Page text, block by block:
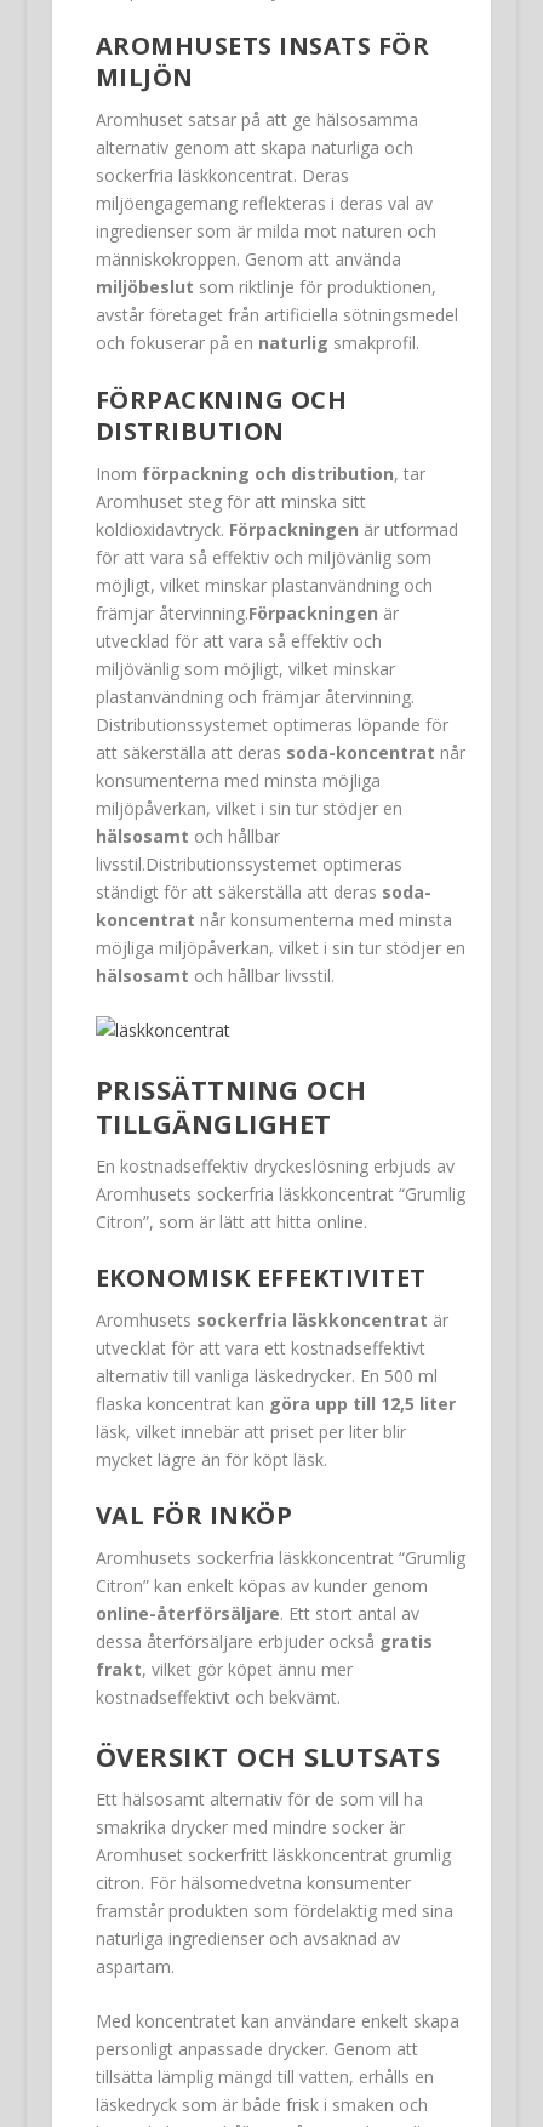
AROMHUSETS INSATS FÖR
MILJÖN
Aromhuset satsar på att ge hälsosamma
alternativ genom att skapa naturliga och
sockerfria läskkoncentrat. Deras
miljöengagemang reflekteras i deras val av
ingredienser som är milda mot naturen och
människokroppen. Genom att använda
miljöbeslut som riktlinje för produktionen,
avstår företaget från artificiella sötningsmedel
och fokuserar på en naturlig smakprofil.
FÖRPACKNING OCH
DISTRIBUTION
Inom förpackning och distribution, tar
Aromhuset steg för att minska sitt
koldioxidavtryck. Förpackningen är utformad
för att vara så effektiv och miljövänlig som
möjligt, vilket minskar plastanvändning och
främjar återvinning.Förpackningen är
utvecklad för att vara så effektiv och
miljövänlig som möjligt, vilket minskar
plastanvändning och främjar återvinning.
Distributionssystemet optimeras löpande för
att säkerställa att deras soda-koncentrat når
konsumenterna med minsta möjliga
miljöpåverkan, vilket i sin tur stödjer en
hälsosamt och hållbar
livsstil.Distributionssystemet optimeras
ständigt för att säkerställa att deras soda-
koncentrat når konsumenterna med minsta
möjliga miljöpåverkan, vilket i sin tur stödjer en
hälsosamt och hållbar livsstil.
PRISSÄTTNING OCH
TILLGÄNGLIGHET
En kostnadseffektiv dryckeslösning erbjuds av
Aromhusets sockerfria läskkoncentrat “Grumlig
Citron”, som är lätt att hitta online.
EKONOMISK EFFEKTIVITET
Aromhusets sockerfria läskkoncentrat är
utvecklat för att vara ett kostnadseffektivt
alternativ till vanliga läskedrycker. En 500 ml
flaska koncentrat kan göra upp till 12,5 liter
läsk, vilket innebär att priset per liter blir
mycket lägre än för köpt läsk.
VAL FÖR INKÖP
Aromhusets sockerfria läskkoncentrat “Grumlig
Citron” kan enkelt köpas av kunder genom
online-återförsäljare. Ett stort antal av
dessa återförsäljare erbjuder också gratis
frakt, vilket gör köpet ännu mer
kostnadseffektivt och bekvämt.
ÖVERSIKT OCH SLUTSATS
Ett hälsosamt alternativ för de som vill ha
smakrika drycker med mindre socker är
Aromhuset sockerfritt läskkoncentrat grumlig
citron. För hälsomedvetna konsumenter
framstår produkten som fördelaktig med sina
naturliga ingredienser och avsaknad av
aspartam.
Med koncentratet kan användare enkelt skapa
personligt anpassade drycker. Genom att
tillsätta lämplig mängd till vatten, erhålls en
läskedryck som är både frisk i smaken och